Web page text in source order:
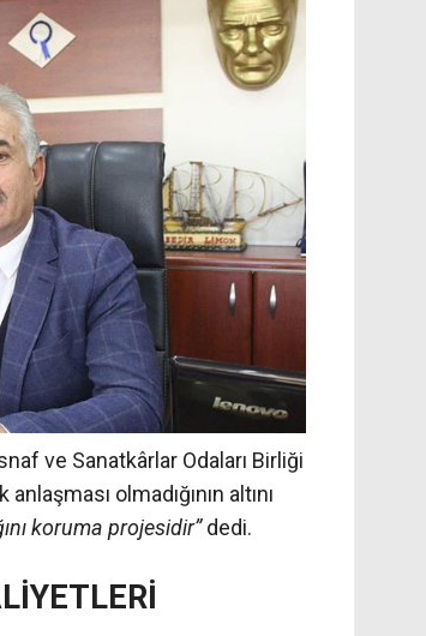
ve Sanatkârlar Odaları Birliği
olmadığının altını
koruma projesidir”dedi.